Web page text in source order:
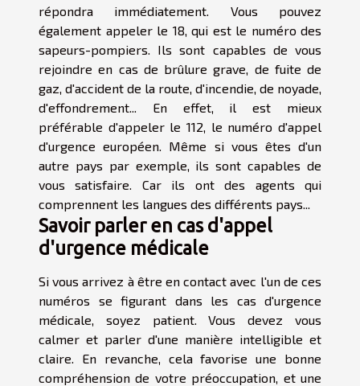
répondra immédiatement. Vous pouvez
également appeler le 18, qui est le numéro des
sapeurs-pompiers. Ils sont capables de vous
rejoindre en cas de brûlure grave, de fuite de
gaz, d'accident de la route, d'incendie, de noyade,
d'effondrement... En effet, il est mieux
préférable d'appeler le 112, le numéro d'appel
d'urgence européen. Même si vous êtes d'un
autre pays par exemple, ils sont capables de
vous satisfaire. Car ils ont des agents qui
comprennent les langues des différents pays...
Savoir parler en cas d'appel
d'urgence médicale
Si vous arrivez à être en contact avec l'un de ces
numéros se figurant dans les cas d'urgence
médicale, soyez patient. Vous devez vous
calmer et parler d'une manière intelligible et
claire. En revanche, cela favorise une bonne
compréhension de votre préoccupation, et une